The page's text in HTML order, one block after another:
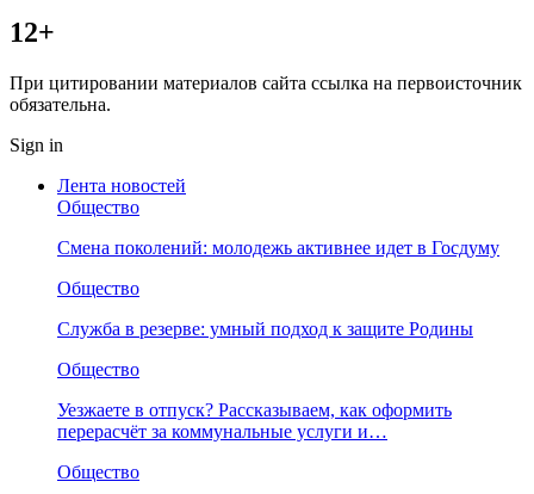
12+
При цитировании материалов сайта ссылка на первоисточник
обязательна.
Sign in
Лента новостей
Общество
Смена поколений: молодежь активнее идет в Госдуму
Общество
Служба в резерве: умный подход к защите Родины
Общество
Уезжаете в отпуск? Рассказываем, как оформить
перерасчёт за коммунальные услуги и…
Общество